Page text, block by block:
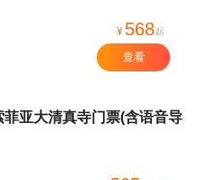
¥ 568起
查看
亚大清真寺门票(含语音导